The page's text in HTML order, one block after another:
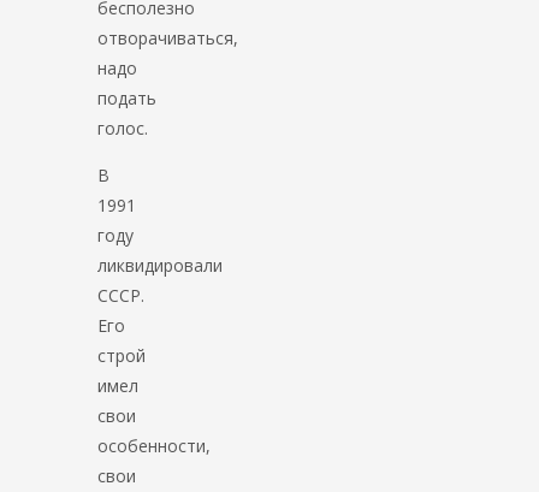
бесполезно
отворачиваться,
надо
подать
голос.
В
1991
году
ликвидировали
СССР.
Его
строй
имел
свои
особенности,
свои